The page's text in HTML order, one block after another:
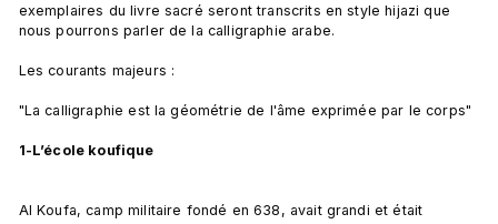
exemplaires du livre sacré seront transcrits en style hijazi que
nous pourrons parler de la calligraphie arabe.
Les courants majeurs :
"La calligraphie est la géométrie de l'âme exprimée par le corps"
1-L’école koufique
Al Koufa, camp militaire fondé en 638, avait grandi et était